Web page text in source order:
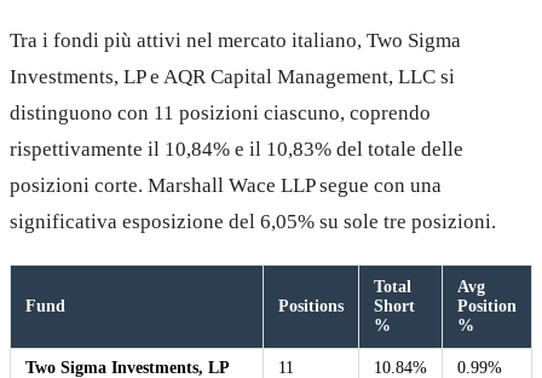
Tra i fondi più attivi nel mercato italiano, Two Sigma
Investments, LP e AQR Capital Management, LLC si
distinguono con 11 posizioni ciascuno, coprendo
rispettivamente il 10,84% e il 10,83% del totale delle
posizioni corte. Marshall Wace LLP segue con una
significativa esposizione del 6,05% su sole tre posizioni.
Fund Positions
Total
Short
%
Avg
Position
%
Two Sigma Investments, LP 11 10.84% 0.99%